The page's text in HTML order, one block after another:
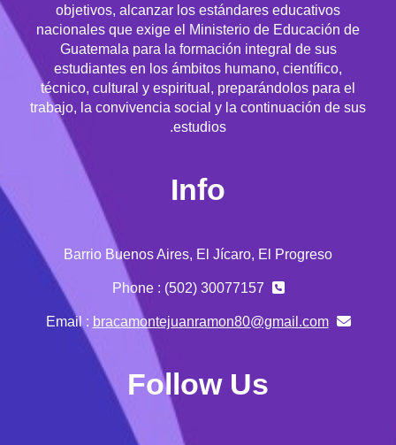
objetivos, alcanzar los estándares educativos
nacionales que exige el Ministerio de Educación de
Guatemala para la formación integral de sus
estudiantes en los ámbitos humano, científico,
técnico, cultural y espiritual, preparándolos para el
trabajo, la convivencia social y la continuación de sus
estudios.
Info
Barrio Buenos Aires, El Jícaro, El Progreso
Email :
bracamontejuanramon80@gmail.com
Follow Us